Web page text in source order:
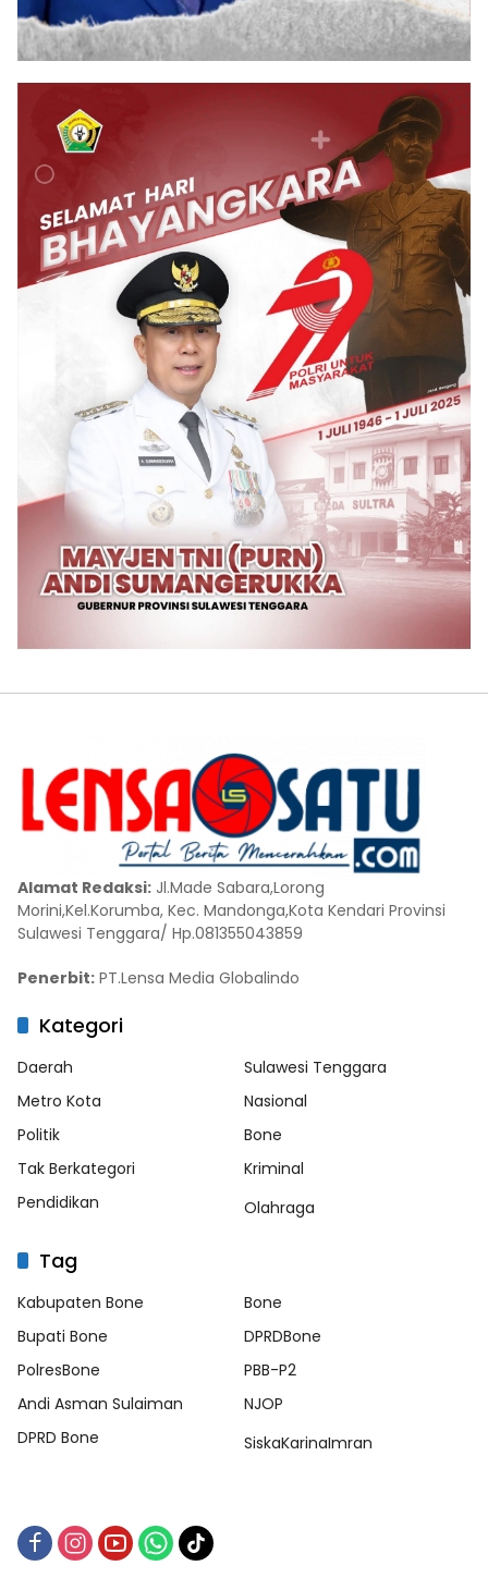
Alamat Redaksi: Jl.Made Sabara,Lorong
Morini,Kel.Korumba, Kec. Mandonga,Kota Kendari Provinsi
Sulawesi Tenggara/ Hp.081355043859
Penerbit: PT.Lensa Media Globalindo
Kategori
Daerah
Sulawesi Tenggara
Metro Kota
Nasional
Politik
Bone
Tak Berkategori
Kriminal
Pendidikan
Olahraga
Tag
Kabupaten Bone
Bone
Bupati Bone
DPRDBone
PolresBone
PBB-P2
Andi Asman Sulaiman
NJOP
DPRD Bone
SiskaKarinaImran